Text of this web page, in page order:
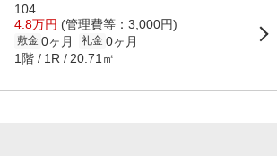
104
4.8万円 (管理費等：3,000円)
敷金 0ヶ月 礼金 0ヶ月
1階 1R 20.71㎡